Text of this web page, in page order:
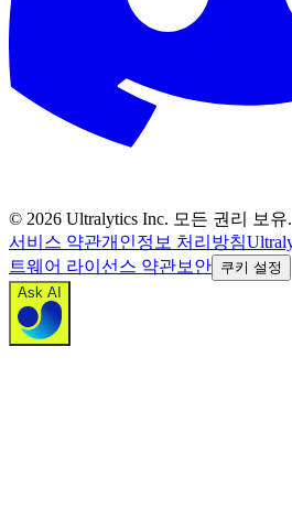
© 2026 Ultralytics Inc. 모든 권리 보유.
서비스 약관개인정보 처리방침
트웨어 라이선스 약관보안 쿠키 설정
Ask AI